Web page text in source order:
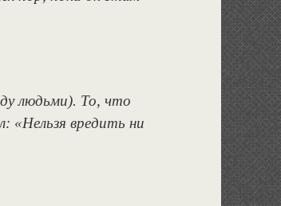
людьми). То, что
«Нельзя вредить ни